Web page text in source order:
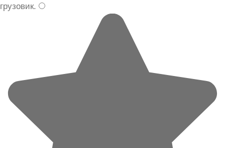
грузовик.